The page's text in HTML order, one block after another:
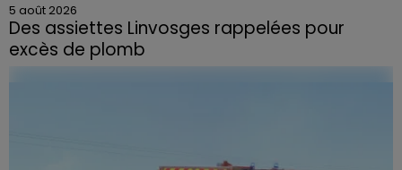
5 août 2026
Des assiettes Linvosges rappelées pour
excès de plomb
Du plomb a été détecté dans deux assiettes en